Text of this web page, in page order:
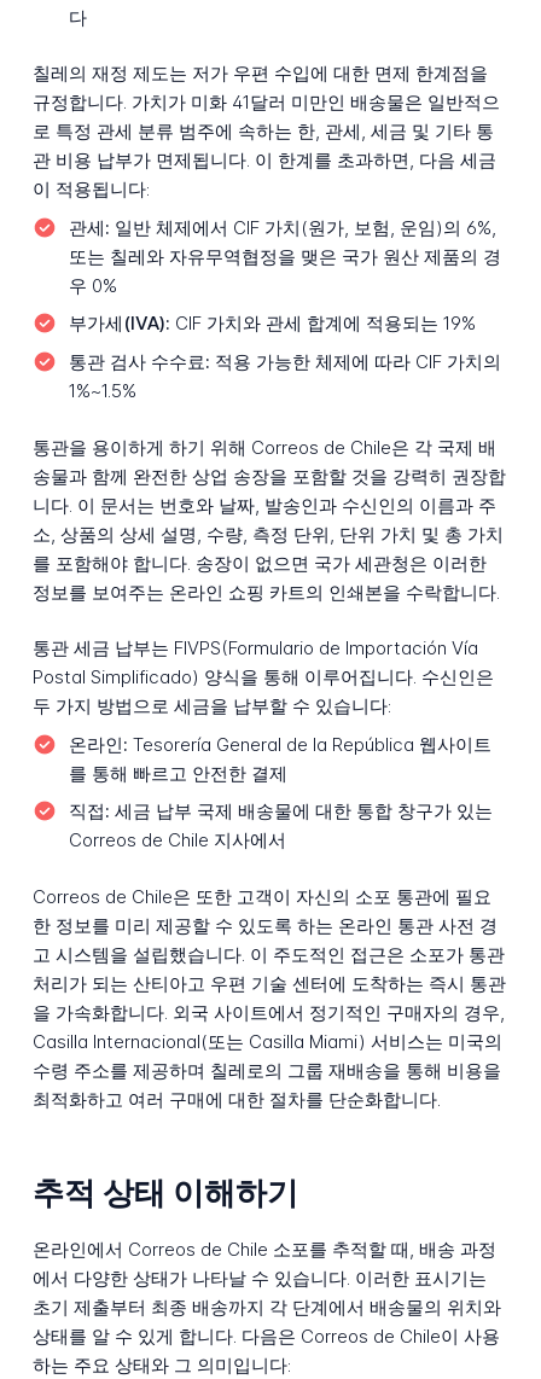
다
칠레의 재정 제도는 저가 우편 수입에 대한 면제 한계점을
규정합니다. 가치가 미화 41달러 미만인 배송물은 일반적으
로 특정 관세 분류 범주에 속하는 한, 관세, 세금 및 기타 통
관 비용 납부가 면제됩니다. 이 한계를 초과하면, 다음 세금
이 적용됩니다:
관세: 일반 체제에서 CIF 가치(원가, 보험, 운임)의 6%,
또는 칠레와 자유무역협정을 맺은 국가 원산 제품의 경
우 0%
부가세(IVA): CIF 가치와 관세 합계에 적용되는 19%
통관 검사 수수료: 적용 가능한 체제에 따라 CIF 가치의
1%~1.5%
통관을 용이하게 하기 위해 Correos de Chile은 각 국제 배
송물과 함께 완전한 상업 송장을 포함할 것을 강력히 권장합
니다. 이 문서는 번호와 날짜, 발송인과 수신인의 이름과 주
소, 상품의 상세 설명, 수량, 측정 단위, 단위 가치 및 총 가치
를 포함해야 합니다. 송장이 없으면 국가 세관청은 이러한
정보를 보여주는 온라인 쇼핑 카트의 인쇄본을 수락합니다.
통관 세금 납부는 FIVPS(Formulario de Importación Vía
Postal Simplificado) 양식을 통해 이루어집니다. 수신인은
두 가지 방법으로 세금을 납부할 수 있습니다:
온라인: Tesorería General de la República 웹사이트
를 통해 빠르고 안전한 결제
직접: 세금 납부 국제 배송물에 대한 통합 창구가 있는
Correos de Chile 지사에서
Correos de Chile은 또한 고객이 자신의 소포 통관에 필요
한 정보를 미리 제공할 수 있도록 하는 온라인 통관 사전 경
고 시스템을 설립했습니다. 이 주도적인 접근은 소포가 통관
처리가 되는 산티아고 우편 기술 센터에 도착하는 즉시 통관
을 가속화합니다. 외국 사이트에서 정기적인 구매자의 경우,
Casilla Internacional(또는 Casilla Miami) 서비스는 미국의
수령 주소를 제공하며 칠레로의 그룹 재배송을 통해 비용을
최적화하고 여러 구매에 대한 절차를 단순화합니다.
추적 상태 이해하기
온라인에서 Correos de Chile 소포를 추적할 때, 배송 과정
에서 다양한 상태가 나타날 수 있습니다. 이러한 표시기는
초기 제출부터 최종 배송까지 각 단계에서 배송물의 위치와
상태를 알 수 있게 합니다. 다음은 Correos de Chile이 사용
하는 주요 상태와 그 의미입니다: